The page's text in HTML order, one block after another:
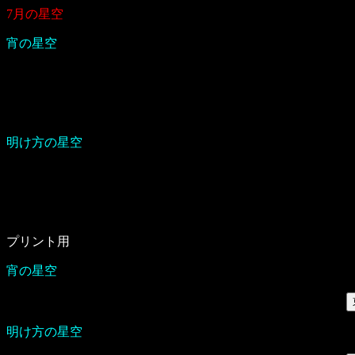
7月の星空
宵の星空
明け方の星空
プリント用
宵の星空
明け方の星空